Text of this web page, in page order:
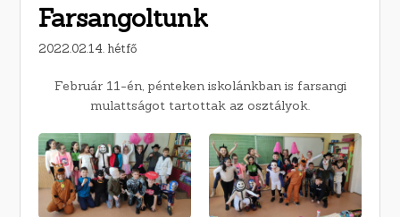
Farsangoltunk
2022.02.14. hétfő
Február 11-én, pénteken iskolánkban is farsangi
mulattságot tartottak az osztályok.